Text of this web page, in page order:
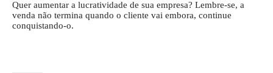
Quer aumentar a lucratividade de sua empresa? Lembre-se, a
venda não termina quando o cliente vai embora, continue
conquistando-o.